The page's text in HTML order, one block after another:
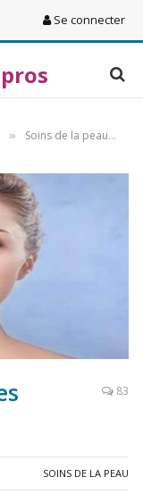
Se connecter
pros
» Soins de la peau
83
SOINS DE LA PEAU